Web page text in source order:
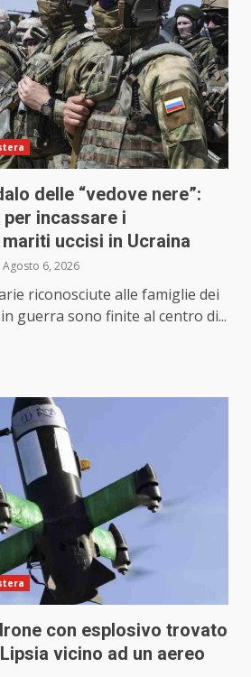
delle “vedove nere”:
incassare i
uccisi in Ucraina
Agosto 6, 2026
riconosciute alle famiglie dei
guerra sono finite al centro di...
con esplosivo trovato
vicino ad un aereo